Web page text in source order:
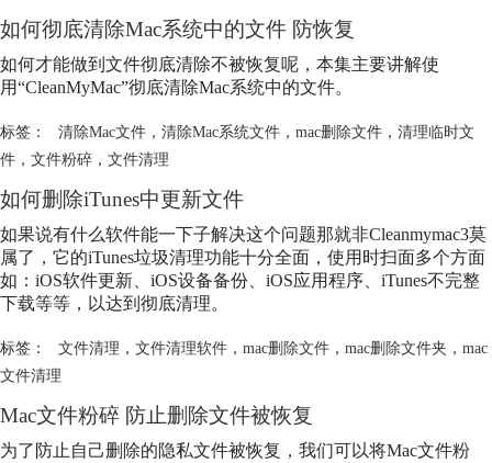
如何彻底清除Mac系统中的文件 防恢复
如何才能做到文件彻底清除不被恢复呢，本集主要讲解使
用“CleanMyMac”彻底清除Mac系统中的文件。
标签： 清除Mac文件， 清除Mac系统文件， mac删除文件， 清理临时文
件 ， 文件粉碎 ， 文件清理
如何删除iTunes中更新文件
如果说有什么软件能一下子解决这个问题那就非Cleanmymac3莫
属了，它的iTunes垃圾清理功能十分全面，使用时扫面多个方面
如：iOS软件更新、iOS设备备份、iOS应用程序、iTunes不完整
下载等等，以达到彻底清理。
标签： 文件清理 ， 文件清理软件， mac删除文件， mac删除文件夹 ， mac
文件清理
Mac文件粉碎 防止删除文件被恢复
为了防止自己删除的隐私文件被恢复，我们可以将Mac文件粉